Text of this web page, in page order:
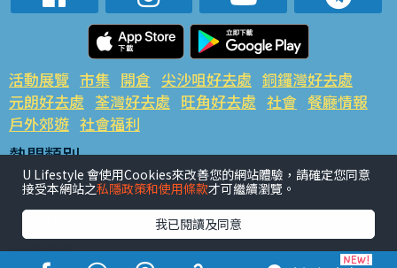
活動展覽 市集 開倉 尖沙咀好去處 銅鑼灣好去處
元朗好去處 荃灣好去處 旺角好去處 社會 餐廳情報
戶外郊遊 社會福利
熱門類別
網民熱話 活動展覽 市集 開倉 尖沙咀好去處
銅鑼灣好去處 元朗好去處 荃灣好去處 旺角好去處
熱門標籤
U Lifestyle 會使用Cookies來改善您的網站體驗，請確定您同意
接受本網站之私隱政策和使用條款才可繼續瀏覽。
我已閱讀及同意